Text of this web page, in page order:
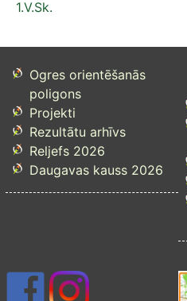
1.V.Sk.
Ogres orientēšanās
poligons
Projekti
Rezultātu arhīvs
Reljefs 2026
Daugavas kauss 2026